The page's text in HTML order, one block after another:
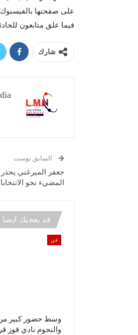
على صفحتها
فيما علق متابعون
شارك
السابق بوست
جعفر الميرغني
المضيء نحو
قد يعجبك ايضا
فن
وسط حضور كبير من
والنجوم نادي قوز